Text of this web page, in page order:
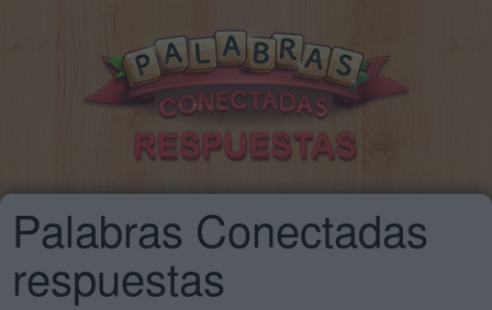
Palabras Conectadas
respuestas